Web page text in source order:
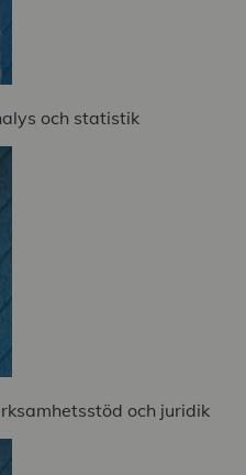
och statistik
och juridik